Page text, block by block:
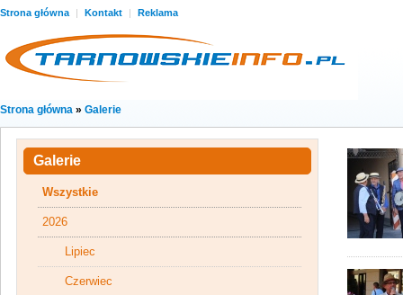
Strona główna | Kontakt | Reklama
Strona główna » Galerie
Galerie
Wszystkie
2026
Lipiec
Czerwiec